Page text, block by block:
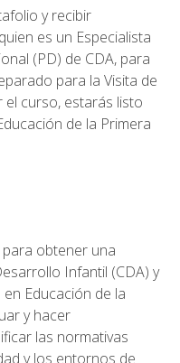
y recibir
es un Especialista
(PD) de CDA, para
para la Visita de
el curso, estarás listo
de la Primera
obtener una
Infantil (CDA) y
Educación de la
y hacer
las normativas
y los entornos de